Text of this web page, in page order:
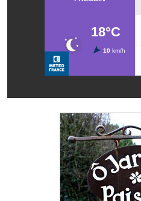
Les réseaux partenaires
L'association des maires
L'office de tourisme
Le conseil départemental
Services publics
Affaires scolaires, CCAS
Eaux, assainissement